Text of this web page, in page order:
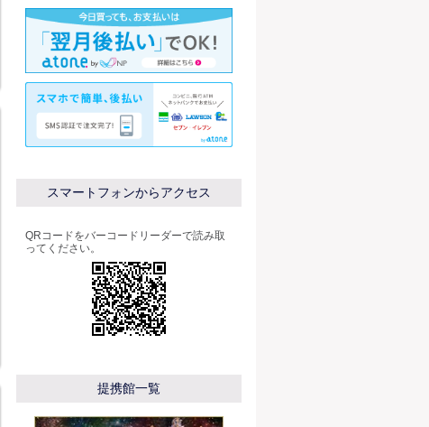
スマートフォンからアクセス
QRコードをバーコードリーダーで読み取
ってください。
提携館一覧